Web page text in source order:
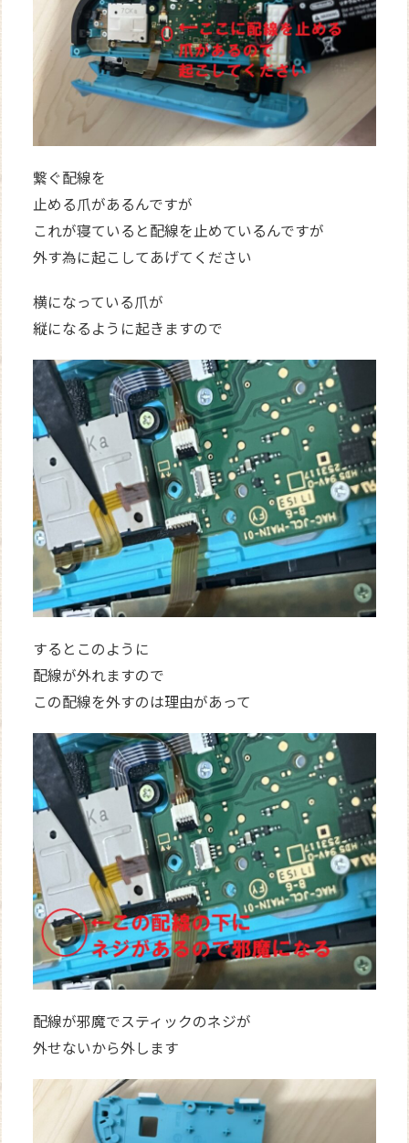
繋ぐ配線を
止める爪があるんですが
これが寝ていると配線を止めているんですが
外す為に起こしてあげてください
横になっている爪が
縦になるように起きますので
するとこのように
配線が外れますので
この配線を外すのは理由があって
配線が邪魔でスティックのネジが
外せないから外します